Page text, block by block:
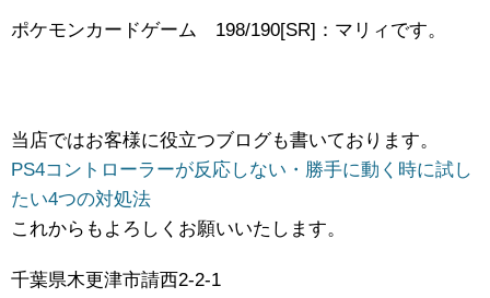
ポケモンカードゲーム 198/190[SR]：マリィです。
当店ではお客様に役立つブログも書いております。
PS4コントローラーが反応しない・勝手に動く時に試し
たい4つの対処法
これからもよろしくお願いいたします。
千葉県木更津市請西2-2-1